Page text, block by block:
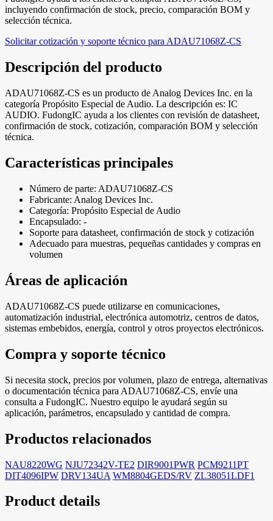
incluyendo confirmación de stock, precio, comparación BOM y
selección técnica.
Solicitar cotización y soporte técnico para ADAU71068Z-CS
Descripción del producto
ADAU71068Z-CS es un producto de Analog Devices Inc. en la
categoría Propósito Especial de Audio. La descripción es: IC
AUDIO. FudongIC ayuda a los clientes con revisión de datasheet,
confirmación de stock, cotización, comparación BOM y selección
técnica.
Características principales
Número de parte: ADAU71068Z-CS
Fabricante: Analog Devices Inc.
Categoría: Propósito Especial de Audio
Encapsulado: -
Soporte para datasheet, confirmación de stock y cotización
Adecuado para muestras, pequeñas cantidades y compras en
volumen
Áreas de aplicación
ADAU71068Z-CS puede utilizarse en comunicaciones,
automatización industrial, electrónica automotriz, centros de datos,
sistemas embebidos, energía, control y otros proyectos electrónicos.
Compra y soporte técnico
Si necesita stock, precios por volumen, plazo de entrega, alternativas
o documentación técnica para ADAU71068Z-CS, envíe una
consulta a FudongIC. Nuestro equipo le ayudará según su
aplicación, parámetros, encapsulado y cantidad de compra.
Productos relacionados
NAU8220WG NJU72342V-TE2 DIR9001PWR PCM9211PT
DIT4096IPW DRV134UA WM8804GEDS/RV ZL38051LDF1
Product details